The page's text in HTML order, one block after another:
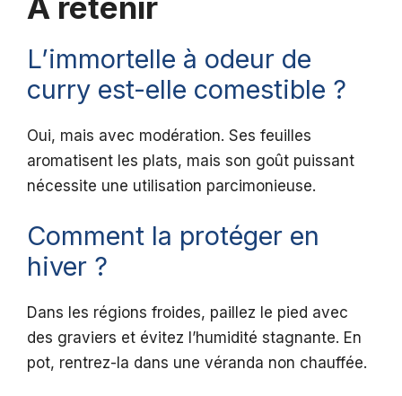
L’immortelle à odeur de
curry est-elle comestible ?
Oui, mais avec modération. Ses feuilles
aromatisent les plats, mais son goût puissant
nécessite une utilisation parcimonieuse.
Comment la protéger en
hiver ?
Dans les régions froides, paillez le pied avec
des graviers et évitez l’humidité stagnante. En
pot, rentrez-la dans une véranda non chauffée.